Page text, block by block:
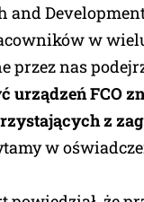
Development
w
przez nas
urządzeń FCO
z
w